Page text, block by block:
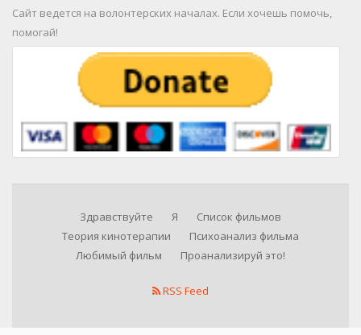
Сайт ведется на волонтерских началах. Если хочешь помочь,
помогай!
Здравствуйте Я
Список фильмов
Теория кинотерапии
Психоанализ фильма
Любимый фильм
Проанализируй это!
RSS Feed